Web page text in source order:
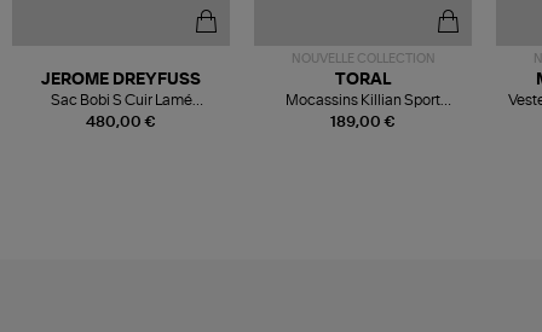
480,00 €
JEROME DREYFUSS
Sac Bobi S Cuir Lamé
Champagne
NOUVELLE COLLECTION
189,00 €
TORAL
Mocassins Killian Sport
Mousse